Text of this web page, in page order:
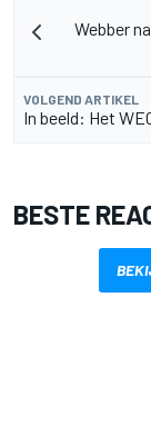
Webber
VOLGEND ARTIKEL
In beeld: Het
BESTE